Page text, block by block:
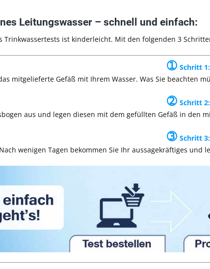
Leitungswasser – schnell und einfach:
Trinkwassertests ist kinderleicht. Mit den folgenden 3
➀ Schritt 1:
mitgelieferte Gefäß mit Ihrem Wasser. Was Sie beachten
➁ Schritt 2:
aus und legen diesen mit dem gefüllten Gefäß in
➂ Schritt 3:
Nach wenigen Tagen bekommen Sie Ihr aussagekräftiges und